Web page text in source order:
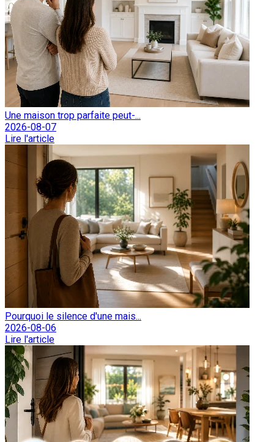
Une maison trop parfaite peut-...
2026-08-07
Lire l'article
Pourquoi le silence d'une mais...
2026-08-06
Lire l'article